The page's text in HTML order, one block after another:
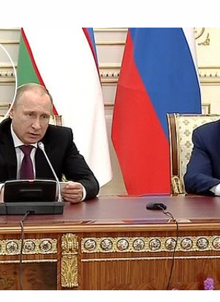
ШОС
журналистов
Узбекистана Исламом